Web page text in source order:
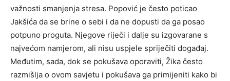
važnosti smanjenja stresa. Popović je često poticao
Jakšića da se brine o sebi i da ne dopusti da ga posao
potpuno proguta. Njegove riječi i dalje su izgovarane s
najvećom namjerom, ali nisu uspjele spriječiti događaj.
Međutim, sada, dok se pokušava oporaviti, Žika često
razmišlja o ovom savjetu i pokušava ga primijeniti kako bi